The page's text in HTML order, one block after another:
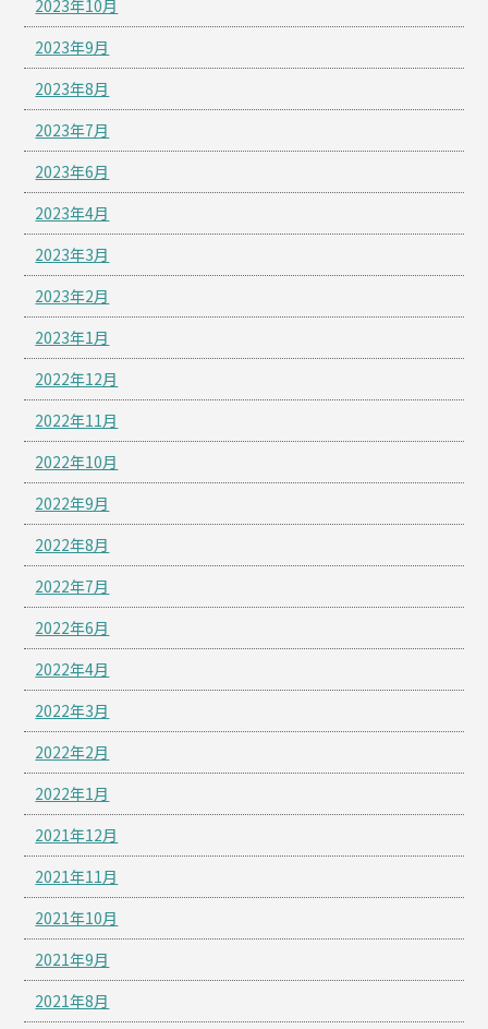
2023年10月
2023年9月
2023年8月
2023年7月
2023年6月
2023年4月
2023年3月
2023年2月
2023年1月
2022年12月
2022年11月
2022年10月
2022年9月
2022年8月
2022年7月
2022年6月
2022年4月
2022年3月
2022年2月
2022年1月
2021年12月
2021年11月
2021年10月
2021年9月
2021年8月